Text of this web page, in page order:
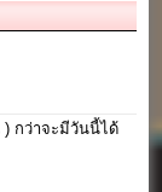
) กว่าจะมีวันนี้ได้